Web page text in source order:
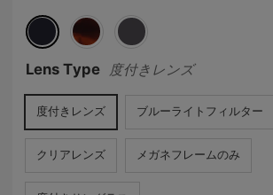
Lens Type 度付きレンズ
度付きレンズ ブルーライトフィルター
クリアレンズ メガネフレームのみ